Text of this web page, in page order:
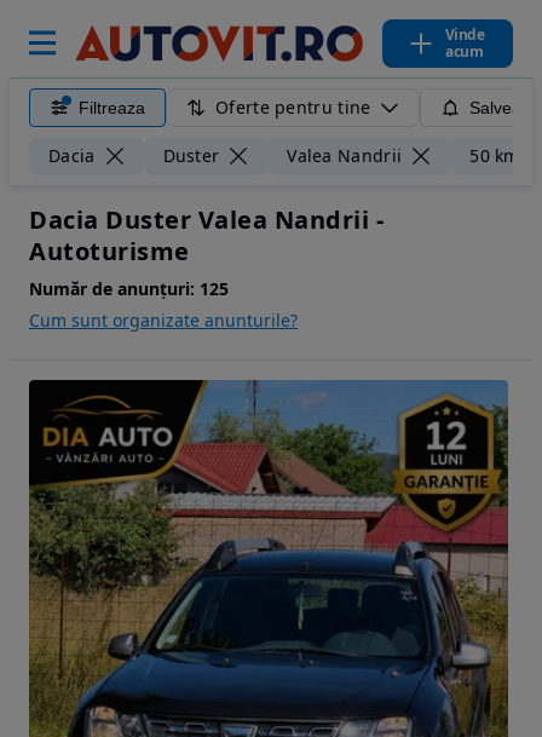
Vinde
acum
Filtreaza Oferte pentru tine
Dacia Duster Valea Nandrii 50 km
Dacia Duster Valea Nandrii -
Autoturisme
Număr de anunțuri: 125
Cum sunt organizate anunturile?